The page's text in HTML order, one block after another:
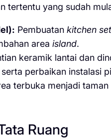
tertentu yang sudah
Pembuatan kitchen set
area island.
keramik lantai dan
perbaikan instalasi
terbuka menjadi
Ruang